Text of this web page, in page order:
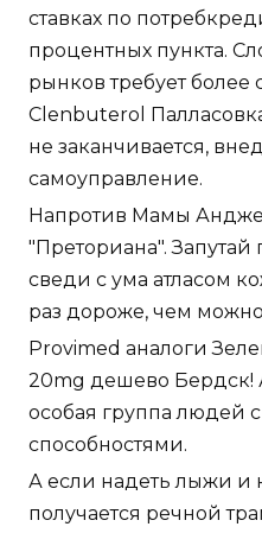
ставках по
процентных пункта.
рынков требует более
Clenbuterol
не заканчивается,
самоуправление.
Напротив Мамы
"Преториана". Запутай
сведи с ума атласом
раз дороже, чем можно
Provimed аналоги
20mg дешево Бердск!
особая группа людей
способностями.
А если надеть лыжи и
получается речной